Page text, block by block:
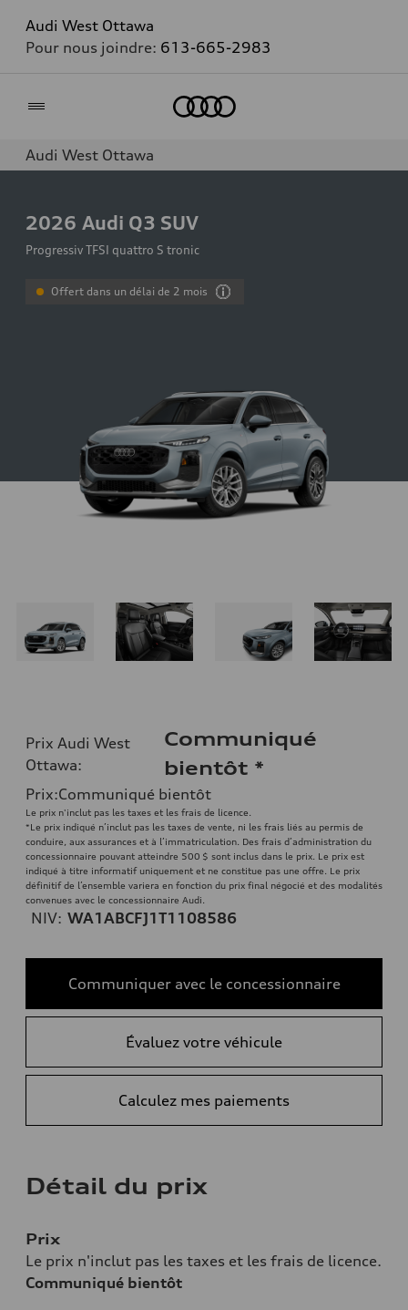
Audi West Ottawa
Pour nous joindre: 613-665-2983
Audi West Ottawa
2026 Audi Q3 SUV
Progressiv TFSI quattro S tronic
Offert dans un délai de 2 mois
Prix Audi West
Ottawa:
Communiqué
bientôt *
Prix:Communiqué bientôt
Le prix n'inclut pas les taxes et les frais de licence.
*Le prix indiqué n’inclut pas les taxes de vente, ni les frais liés au permis de
conduire, aux assurances et à l’immatriculation. Des frais d’administration du
concessionnaire pouvant atteindre 500 $ sont inclus dans le prix. Le prix est
indiqué à titre informatif uniquement et ne constitue pas une offre. Le prix
définitif de l’ensemble variera en fonction du prix final négocié et des modalités
convenues avec le concessionnaire Audi.
NIV: WA1ABCFJ1T1108586
Communiquer avec le concessionnaire
Évaluez votre véhicule
Calculez mes paiements
Détail du prix
Prix
Le prix n'inclut pas les taxes et les frais de licence.
Communiqué bientôt